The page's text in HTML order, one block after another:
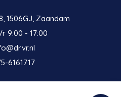
1506GJ, Zaandam
9:00 - 17:00
6161717